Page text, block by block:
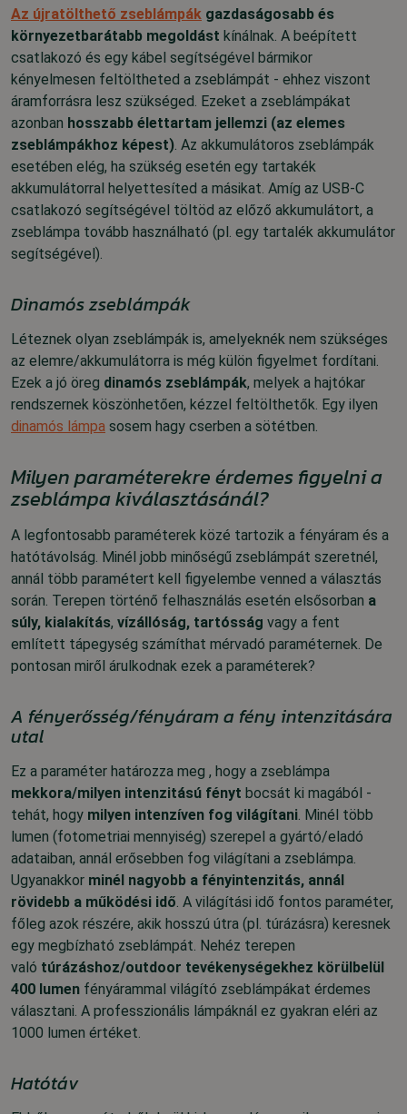
Az újratölthető zseblámpák gazdaságosabb és
környezetbarátabb megoldást kínálnak. A beépített
csatlakozó és egy kábel segítségével bármikor
kényelmesen feltöltheted a zseblámpát - ehhez viszont
áramforrásra lesz szükséged. Ezeket a zseblámpákat
azonban hosszabb élettartam jellemzi (az elemes
zseblámpákhoz képest). Az akkumulátoros zseblámpák
esetében elég, ha szükség esetén egy tartakék
akkumulátorral helyettesíted a másikat. Amíg az USB-C
csatlakozó segítségével töltöd az előző akkumulátort, a
zseblámpa tovább használható (pl. egy tartalék akkumulátor
segítségével).
Dinamós zseblámpák
Léteznek olyan zseblámpák is, amelyeknék nem szükséges
az elemre/akkumulátorra is még külön figyelmet fordítani.
Ezek a jó öreg dinamós zseblámpák, melyek a hajtókar
rendszernek köszönhetően, kézzel feltölthetők. Egy ilyen
dinamós lámpa sosem hagy cserben a sötétben.
Milyen paraméterekre érdemes figyelni a
zseblámpa kiválasztásánál?
A legfontosabb paraméterek közé tartozik a fényáram és a
hatótávolság. Minél jobb minőségű zseblámpát szeretnél,
annál több paramétert kell figyelembe venned a választás
során. Terepen történő felhasználás esetén elsősorban a
súly, kialakítás, vízállóság, tartósság vagy a fent
említett tápegység számíthat mérvadó paraméternek. De
pontosan miről árulkodnak ezek a paraméterek?
A fényerősség/fényáram a fény intenzitására
utal
Ez a paraméter határozza meg , hogy a zseblámpa
mekkora/milyen intenzitású fényt bocsát ki magából -
tehát, hogy milyen intenzíven fog világítani. Minél több
lumen (fotometriai mennyiség) szerepel a gyártó/eladó
adataiban, annál erősebben fog világítani a zseblámpa.
Ugyanakkor minél nagyobb a fényintenzitás, annál
rövidebb a működési idő. A világítási idő fontos paraméter,
főleg azok részére, akik hosszú útra (pl. túrázásra) keresnek
egy megbízható zseblámpát. Nehéz terepen
való túrázáshoz/outdoor tevékenységekhez körülbelül
400 lumen fényárammal világító zseblámpákat érdemes
választani. A professzionális lámpáknál ez gyakran eléri az
1000 lumen értéket.
Hatótáv